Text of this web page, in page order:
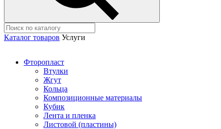
Каталог товаров Услуги
Фторопласт
Втулки
Жгут
Кольца
Композиционные материалы
Кубик
Лента и пленка
Листовой (пластины)